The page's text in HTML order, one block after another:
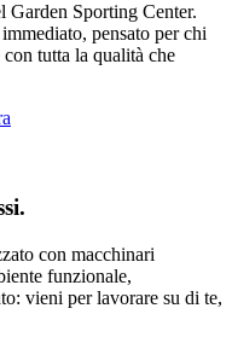
Garden Sporting Center.
pensato per chi
tutta la qualità che
con macchinari
funzionale,
vieni per lavorare su di te,